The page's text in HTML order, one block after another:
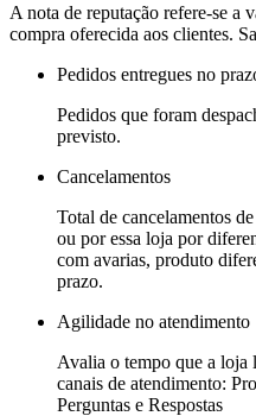
A nota de reputação refere-se a
compra oferecida aos clientes.
Pedidos entregues no
Pedidos que foram
previsto.
Cancelamentos
Total de cancelamentos
ou por essa loja por
com avarias, produto
prazo.
Agilidade no atendimento
Avalia o tempo que a loja
canais de atendimento:
Perguntas e Respostas